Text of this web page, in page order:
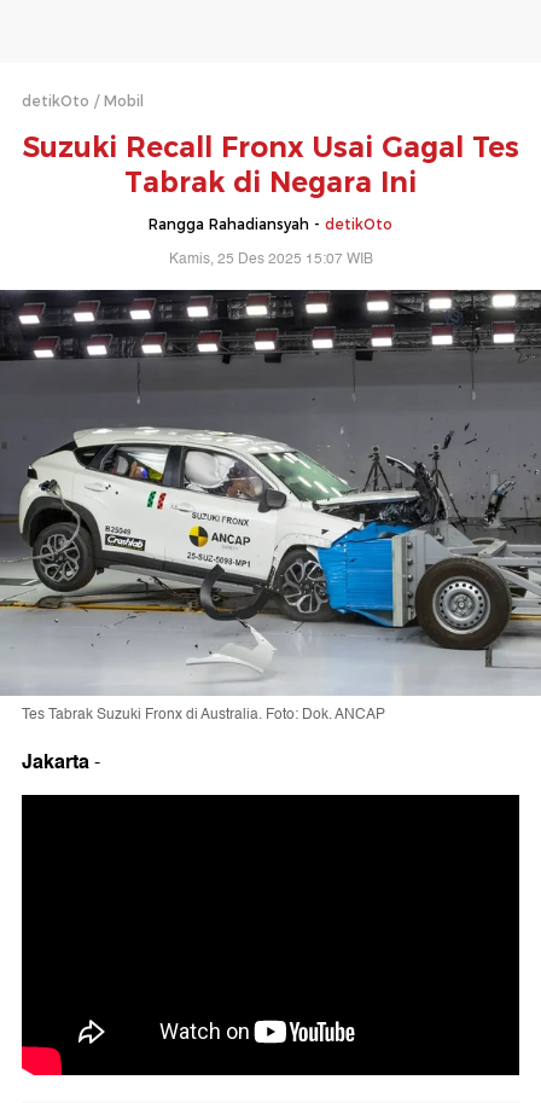
detikOto Mobil
Suzuki Recall Fronx Usai Gagal Tes
Tabrak di Negara Ini
Rangga Rahadiansyah - detikOto
Kamis, 25 Des 2025 15:07 WIB
Tes Tabrak Suzuki Fronx di Australia. Foto: Dok. ANCAP
Jakarta-